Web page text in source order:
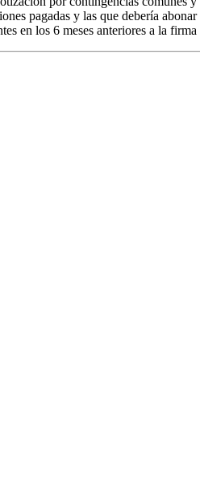
pagadas y las que debería
en los 6 meses anteriores a la